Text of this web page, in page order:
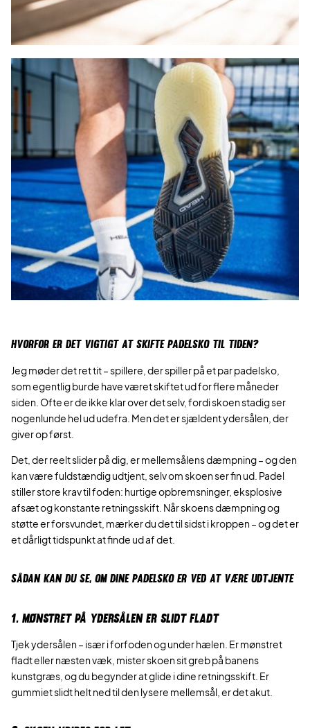
HVORFOR ER DET VIGTIGT AT SKIFTE PADELSKO TIL TIDEN?
Jeg møder det ret tit – spillere, der spiller på et par padelsko,
som egentlig burde have været skiftet ud for flere måneder
siden. Ofte er de ikke klar over det selv, fordi skoen stadig ser
nogenlunde hel ud udefra. Men det er sjældent ydersålen, der
giver op først.
Det, der reelt slider på dig, er mellemsålens dæmpning – og den
kan være fuldstændig udtjent, selv om skoen ser fin ud. Padel
stiller store krav til foden: hurtige opbremsninger, eksplosive
afsæt og konstante retningsskift. Når skoens dæmpning og
støtte er forsvundet, mærker du det til sidst i kroppen – og det er
et dårligt tidspunkt at finde ud af det.
SÅDAN KAN DU SE, OM DINE PADELSKO ER VED AT VÆRE UDTJENTE
1. MØNSTRET PÅ YDERSÅLEN ER SLIDT FLADT
Tjek ydersålen – især i forfoden og under hælen. Er mønstret
fladt eller næsten væk, mister skoen sit greb på banens
kunstgræs, og du begynder at glide i dine retningsskift. Er
gummiet slidt helt ned til den lysere mellemsål, er det akut.